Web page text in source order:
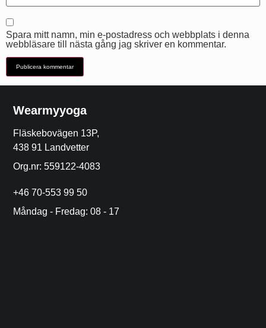
Spara mitt namn, min e-postadress och webbplats i denna
webbläsare till nästa gång jag skriver en kommentar.
Wearmyyoga
Fläskebovägen 13P,
438 91 Landvetter
Org.nr: 559122-4083
+46 70-553 99 50
Måndag - Fredag: 08 - 17